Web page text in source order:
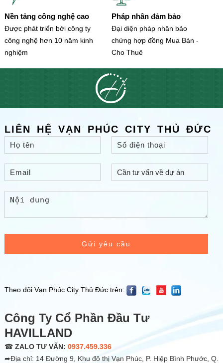
Nền tảng công nghệ cao
Được phát triển bởi công ty
công nghệ hơn 10 năm kinh
nghiệm
Pháp nhân đảm bảo
Đại diện pháp nhân bảo
chứng hợp đồng Mua Bán -
Cho Thuê
LIÊN HỆ VẠN PHÚC CITY THỦ ĐỨC
Gửi yêu cầu
Theo dõi Vạn Phúc City Thủ Đức trên:
Công Ty Cổ Phần Đầu Tư
HAVILLAND
☎ ZALO TƯ VẤN: 0937.459.336
➦Địa chỉ: 14 Đường 9, Khu đô thị Vạn Phúc, P. Hiệp Bình Phước, Q.